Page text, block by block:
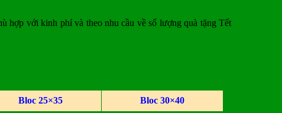
hợp với kinh phí và theo nhu cầu về số lượng quà tặng Tết
Bloc 25×35 Bloc 30×40